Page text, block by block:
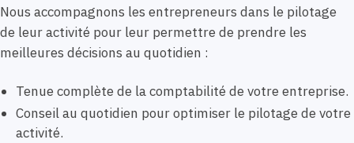
Nous accompagnons les entrepreneurs dans le pilotage
de leur activité pour leur permettre de prendre les
meilleures décisions au quotidien :
Tenue complète de la comptabilité de votre entreprise.
Conseil au quotidien pour optimiser le pilotage de votre
activité.